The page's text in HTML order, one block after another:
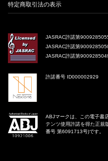
特定商取引法の表示
JASRAC許諾第
JASRAC許諾第
JASRAC許諾第
許諾番号 ID000002929
ABJマークは、この電子書
テンツ使用許諾を得た正規
番号 第6091713号)です。